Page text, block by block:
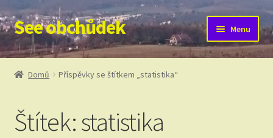
Přeskočit
na
navigaci
Přejít
k
obsahu
webu
See obchůdek Menu
Úvodní stránka
Kontakt
Domů Příspěvky se štítkem „statistika“
Štítek:statistika